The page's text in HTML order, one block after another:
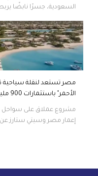
السعودية، جسرًا نابضًا يربط
مصر تستعد لنقلة سياحية
الأحمر" باستثمارات 900 مليار جنيه
مشروع عملاق على سواحل
إعمار مصر وسيتي ستارز